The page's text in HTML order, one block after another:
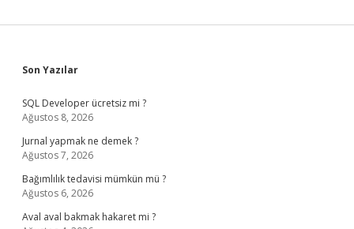
Sidebar
Son Yazılar
SQL Developer ücretsiz mi ?
Ağustos 8, 2026
Jurnal yapmak ne demek ?
Ağustos 7, 2026
Bağımlılık tedavisi mümkün mü ?
Ağustos 6, 2026
Aval aval bakmak hakaret mi ?